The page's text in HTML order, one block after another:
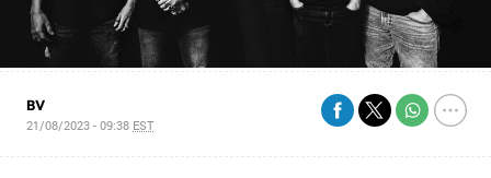
BV
21/08/2023 - 09:38 EST